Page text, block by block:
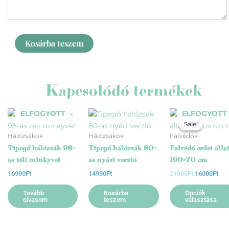
Kosárba teszem
Kapcsolódó termékek
ELFOGYOTT
Hálózsákok
Tipegő hálózsák 98-
as téli minkyvel
16990Ft
Tovább
olvasom
Hálózsákok
Tipegő hálózsák 80-
as nyári verzió
14990Ft
Kosárba
teszem
Sale!
ELFOGYOTT
Sale!
Falvédők
Falvédő erdei
190×70 cm
21000Ft
Original
price
was:
21000Ft.
16000Ft
is:
Opciók
választása